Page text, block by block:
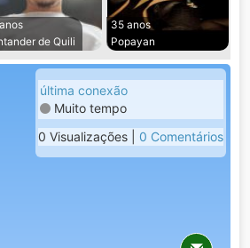
de Quili
35 anos
Popayan
última conexão
Muito tempo
0 Visualizações | 0 Comentários